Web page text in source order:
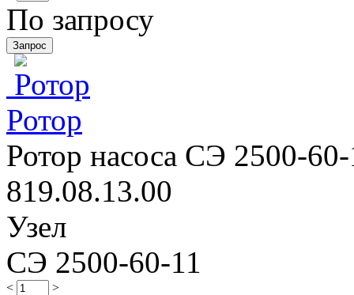
По запросу
Ротор
Ротор насоса СЭ 2500-
819.08.13.00
Узел
СЭ 2500-60-11
< >